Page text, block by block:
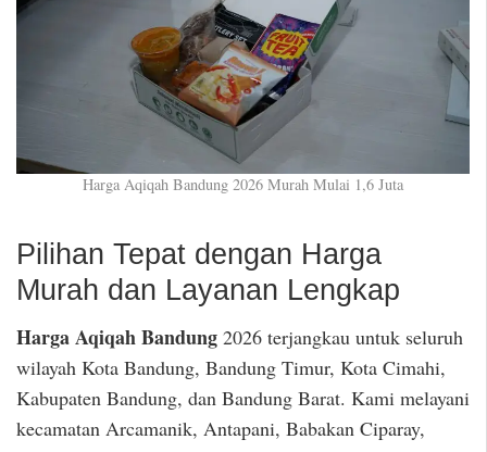
Harga Aqiqah Bandung 2026 Murah Mulai 1,6 Juta
Pilihan Tepat dengan Harga
Murah dan Layanan Lengkap
Harga Aqiqah Bandung 2026 terjangkau untuk seluruh
wilayah Kota Bandung, Bandung Timur, Kota Cimahi,
Kabupaten Bandung, dan Bandung Barat. Kami melayani
kecamatan Arcamanik, Antapani, Babakan Ciparay,